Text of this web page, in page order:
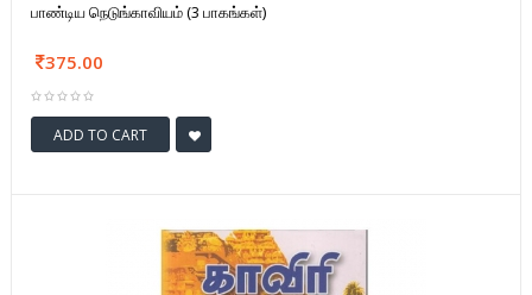
பாண்டிய நெடுங்காவியம் (3 பாகங்கள்)
375.00
ADD TO CART